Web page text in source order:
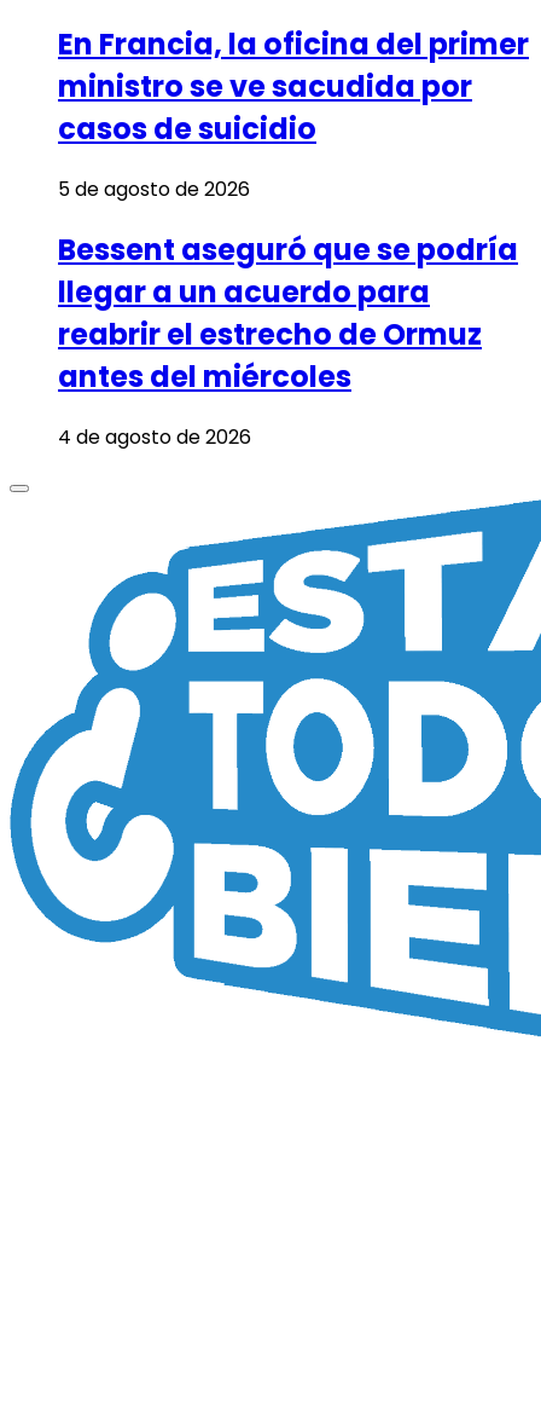
En Francia, la oficina del primer
ministro se ve sacudida por
casos de suicidio
5 de agosto de 2026
Bessent aseguró que se podría
llegar a un acuerdo para
reabrir el estrecho de Ormuz
antes del miércoles
4 de agosto de 2026